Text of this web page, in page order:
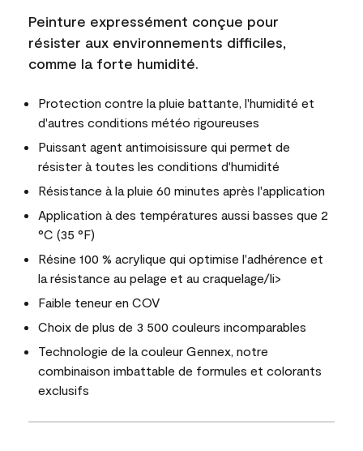
Peinture expressément conçue pour
résister aux environnements difficiles,
comme la forte humidité.
Protection contre la pluie battante, l'humidité et
d'autres conditions météo rigoureuses
Puissant agent antimoisissure qui permet de
résister à toutes les conditions d'humidité
Résistance à la pluie 60 minutes après l'application
Application à des températures aussi basses que 2
°C (35 °F)
Résine 100 % acrylique qui optimise l'adhérence et
la résistance au pelage et au craquelage/li>
Faible teneur en COV
Choix de plus de 3 500 couleurs incomparables
Technologie de la couleur Gennex, notre
combinaison imbattable de formules et colorants
exclusifs